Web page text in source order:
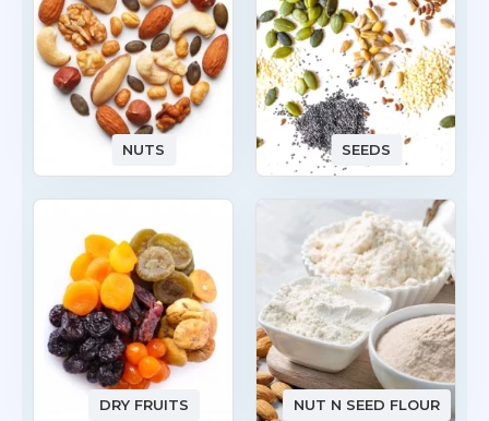
NUTS SEEDS
DRY FRUITS NUT N SEED FLOUR